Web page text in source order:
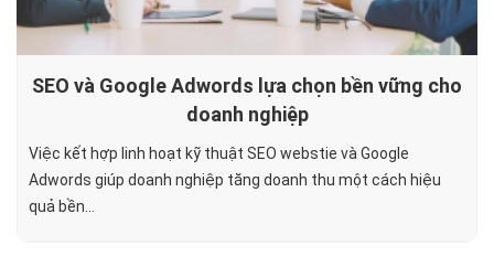
SEO và Google Adwords lựa chọn bền vững cho
doanh nghiệp
Việc kết hợp linh hoạt kỹ thuật SEO webstie và Google
Adwords giúp doanh nghiệp tăng doanh thu một cách hiệu
quả bền...